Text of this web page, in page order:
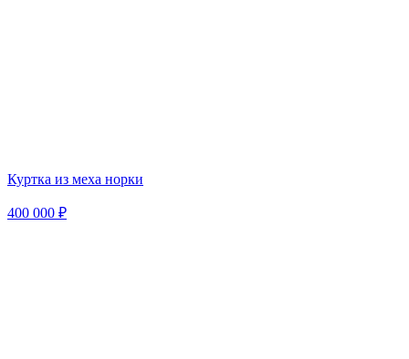
Куртка из меха норки
400 000 ₽